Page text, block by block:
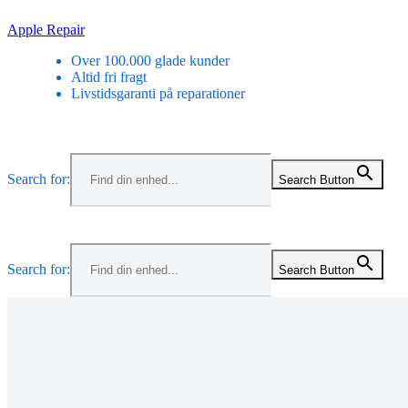
Skip
Apple Repair
Over 100.000 glade kunder
Altid fri fragt
Livstidsgaranti på reparationer
Search for: Search Button
Search for: Search Button